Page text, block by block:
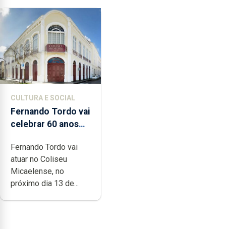
CULTURA E SOCIAL
Fernando Tordo vai
celebrar 60 anos
Coliseu
Micaelense
Fernando Tordo vai
atuar no Coliseu
Micaelense, no
próximo dia 13 de...